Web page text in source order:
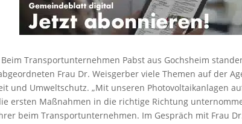
Beim Transportunternehmen Pabst aus Gochsheim
Frau Dr. Weisgerber viele Themen auf der
und Umweltschutz. „Mit unseren Photovoltaikanlagen
ersten Maßnahmen in die richtige Richtung
beim Transportunternehmen. Im Gespräch mit Frau